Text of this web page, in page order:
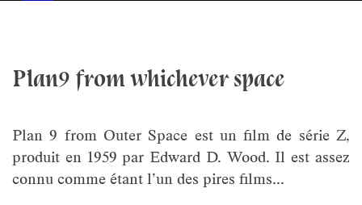
Plan9 from whichever space
Plan 9 from Outer Space est un film de série Z,
produit en 1959 par Edward D. Wood. Il est assez
connu comme étant l’un des pires films...